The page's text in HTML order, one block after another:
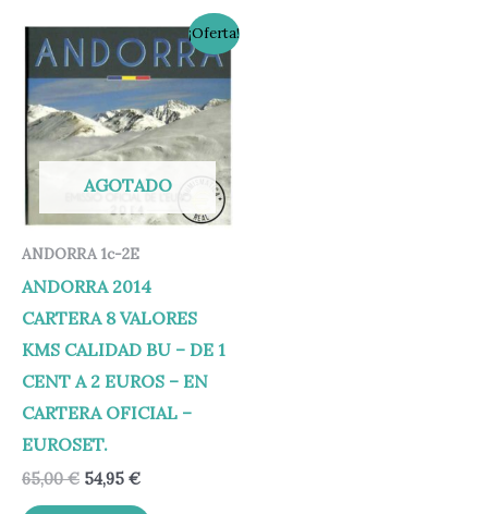
¡Oferta!
AGOTADO
ANDORRA 1c-2E
ANDORRA 2014
CARTERA 8 VALORES
KMS CALIDAD BU – DE 1
CENT A 2 EUROS – EN
CARTERA OFICIAL –
EUROSET.
65,00€
El
precio
original
65,00 €.
54,95 €
El
precio
actual
es:
54,95 €.